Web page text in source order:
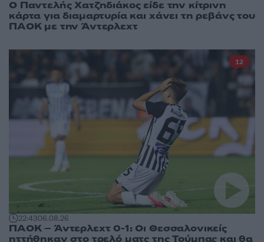
Ο Παντελής Χατζηδιάκος είδε την κίτρινη
κάρτα για διαμαρτυρία και χάνει τη ρεβάνς του
ΠΑΟΚ με την Άντερλεχτ
22:4306.08.26
ΠΑΟΚ – Άντερλεχτ 0-1: Οι Θεσσαλονικείς
ηττήθηκαν στο τρελό ματς της Τούμπας και θα
12